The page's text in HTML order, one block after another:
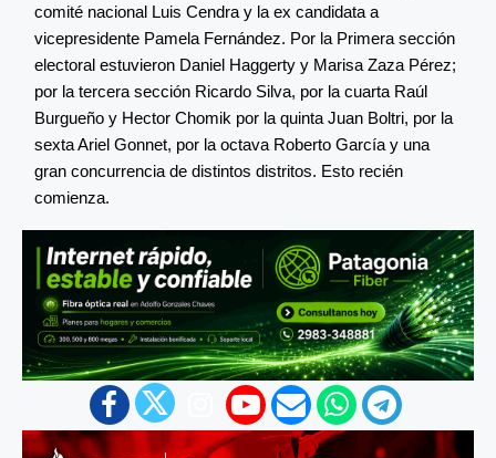
comité nacional Luis Cendra y la ex candidata a
vicepresidente Pamela Fernández. Por la Primera sección
electoral estuvieron Daniel Haggerty y Marisa Zaza Pérez;
por la tercera sección Ricardo Silva, por la cuarta Raúl
Burgueño y Hector Chomik por la quinta Juan Boltri, por la
sexta Ariel Gonnet, por la octava Roberto García y una
gran concurrencia de distintos distritos. Esto recién
comienza.